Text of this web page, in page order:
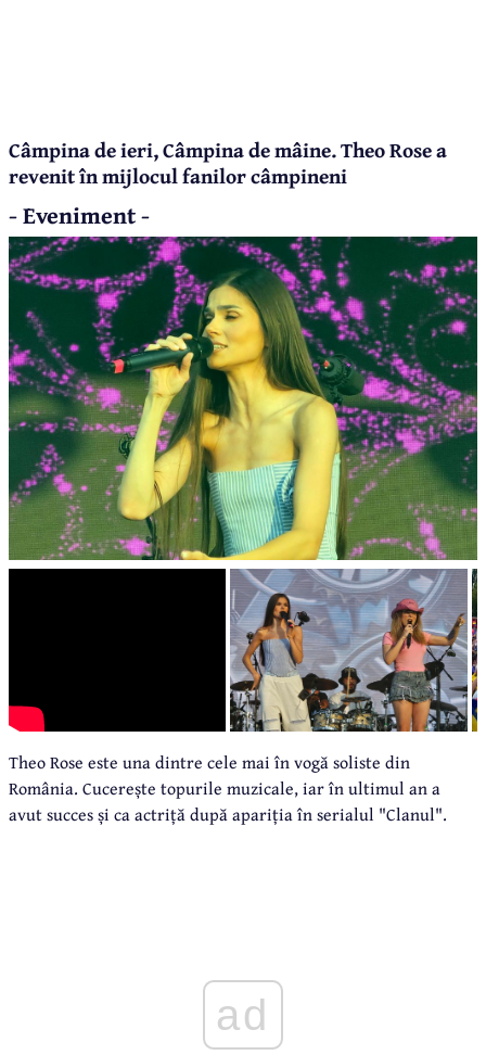
Câmpina de ieri, Câmpina de mâine. Theo Rose a
revenit în mijlocul fanilor câmpineni
- Eveniment -
Theo Rose este una dintre cele mai în vogă soliste din
România. Cucerește topurile muzicale, iar în ultimul an a
avut succes și ca actriță după apariția în serialul "Clanul".
ad